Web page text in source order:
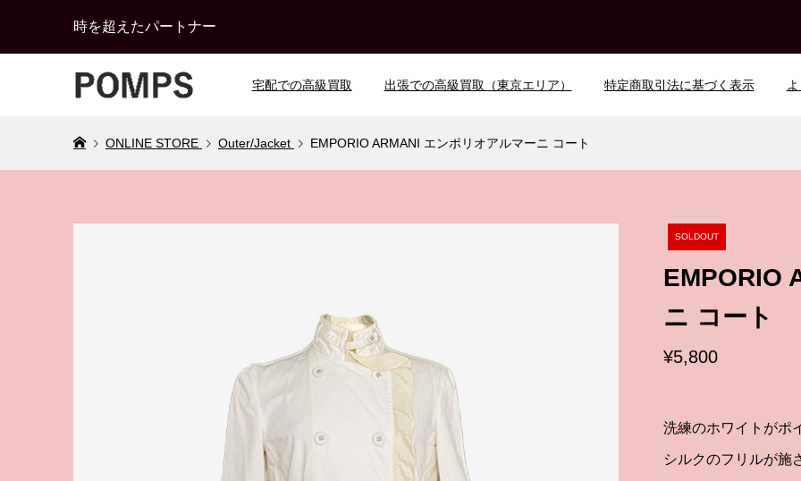
時を超えたパートナー
宅配での高級買取 出張での高級買取（東京エリア） 特定商取引法に基づく表示
ONLINE STORE Outer/Jacket EMPORIO ARMANI エンポリオアルマーニ コート
SOLDOUT
EMPORIO
ニ コート
¥5,800
洗練のホワイトがポ
シルクのフリルが施